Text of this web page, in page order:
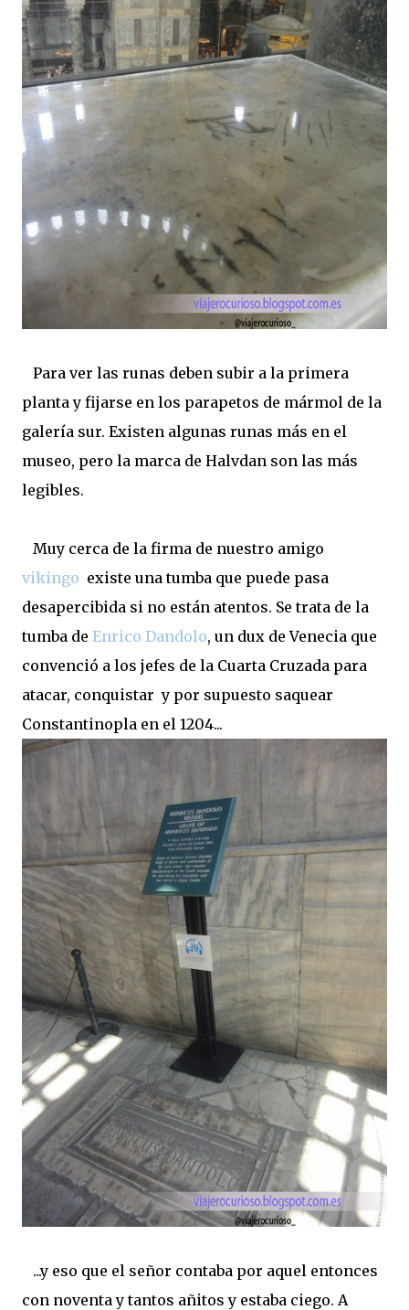
Para ver las runas deben subir a la primera
planta y fijarse en los parapetos de mármol de la
galería sur. Existen algunas runas más en el
museo, pero la marca de Halvdan son las más
legibles.
Muy cerca de la firma de nuestro amigo
vikingo existe una tumba que puede pasa
desapercibida si no están atentos. Se trata de la
tumba de Enrico Dandolo, un dux de Venecia que
convenció a los jefes de la Cuarta Cruzada para
atacar, conquistar y por supuesto saquear
Constantinopla en el 1204...
...y eso que el señor contaba por aquel entonces
con noventa y tantos añitos y estaba ciego. A